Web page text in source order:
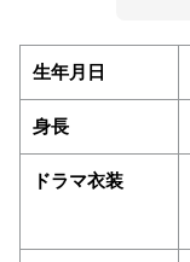
生年月日
身長
ドラマ衣装